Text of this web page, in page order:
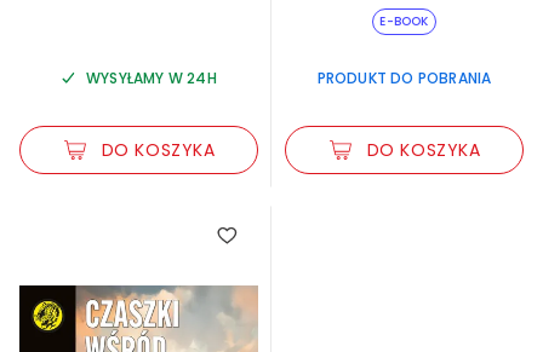
WYSYŁAMY W 24H
DO KOSZYKA
E-BOOK
PRODUKT DO POBRANIA
DO KOSZYKA